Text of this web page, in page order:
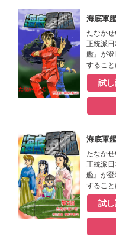
海底軍
たなかせ
正統派
艦』が
すること
てもら
ていた
を発見
試
海底軍
たなかせ
正統派
艦』が
すること
てもら
ていた
を発見
試